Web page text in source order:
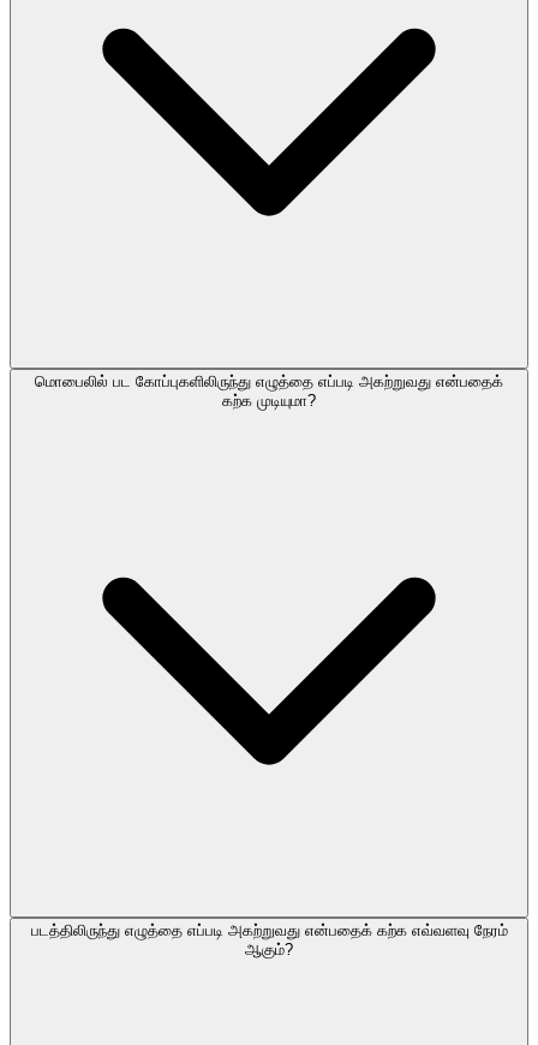
மொபைலில் பட கோப்புகளிலிருந்து எழுத்தை எப்படி அகற்றுவது என்பதைக்
கற்க முடியுமா?
படத்திலிருந்து எழுத்தை எப்படி அகற்றுவது என்பதைக் கற்க எவ்வளவு நேரம்
ஆகும்?